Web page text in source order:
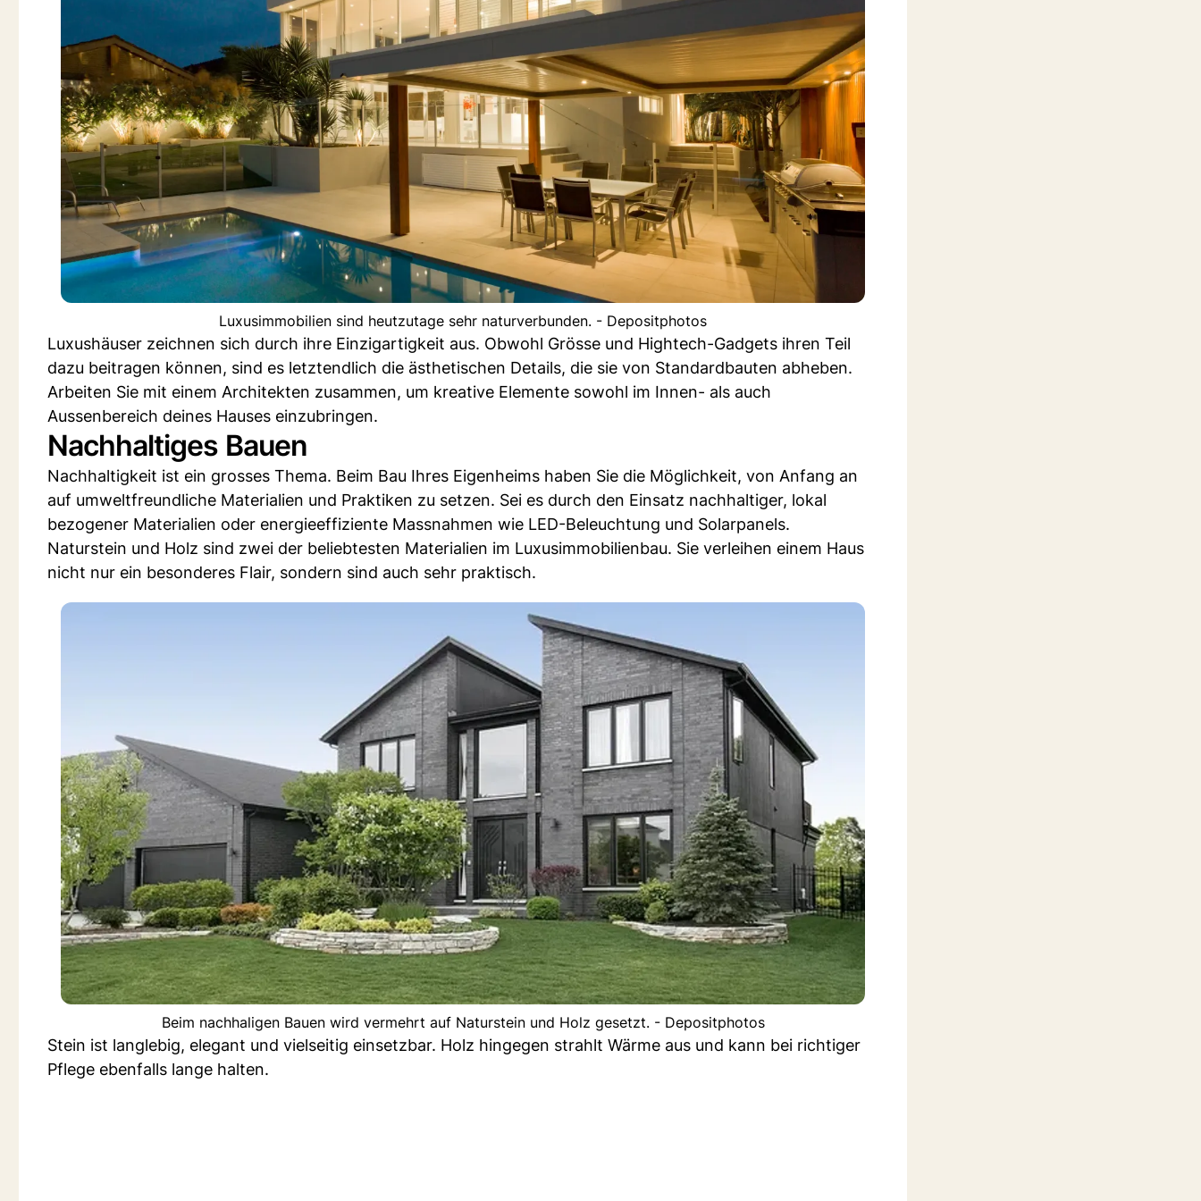
Luxusimmobilien sind heutzutage sehr naturverbunden. - Depositphotos
Luxushäuser zeichnen sich durch ihre Einzigartigkeit aus. Obwohl Grösse und Hightech-Gadgets ihren Teil
dazu beitragen können, sind es letztendlich die ästhetischen Details, die sie von Standardbauten abheben.
Arbeiten Sie mit einem Architekten zusammen, um kreative Elemente sowohl im Innen- als auch
Aussenbereich deines Hauses einzubringen.
Nachhaltiges Bauen
Nachhaltigkeit ist ein grosses Thema. Beim Bau Ihres Eigenheims haben Sie die Möglichkeit, von Anfang an
auf umweltfreundliche Materialien und Praktiken zu setzen. Sei es durch den Einsatz nachhaltiger, lokal
bezogener Materialien oder energieeffiziente Massnahmen wie LED-Beleuchtung und Solarpanels.
Naturstein und Holz sind zwei der beliebtesten Materialien im Luxusimmobilienbau. Sie verleihen einem Haus
nicht nur ein besonderes Flair, sondern sind auch sehr praktisch.
Beim nachhaligen Bauen wird vermehrt auf Naturstein und Holz gesetzt. - Depositphotos
Stein ist langlebig, elegant und vielseitig einsetzbar. Holz hingegen strahlt Wärme aus und kann bei richtiger
Pflege ebenfalls lange halten.